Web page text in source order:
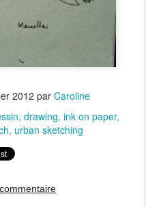
2012 par Caroline
drawing ink on paper
urban sketching